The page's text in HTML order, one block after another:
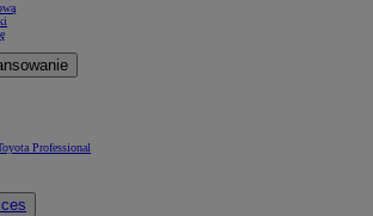
Professional